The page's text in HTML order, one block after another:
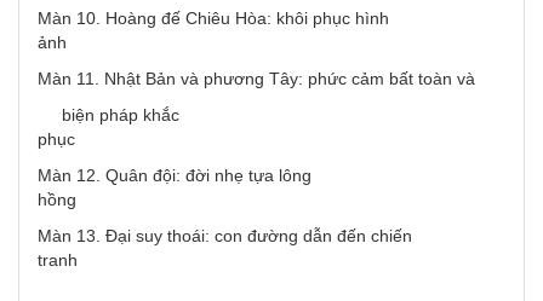
Màn 10. Hoàng đế Chiêu Hòa: khôi phục hình
ảnh
Màn 11. Nhật Bản và phương Tây: phức cảm bất toàn và
biện pháp khắc
phục
Màn 12. Quân đội: đời nhẹ tựa lông
hồng
Màn 13. Đại suy thoái: con đường dẫn đến chiến
tranh